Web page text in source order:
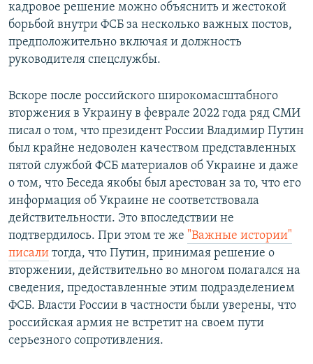
кадровое решение можно объяснить и жестокой
борьбой внутри ФСБ за несколько важных постов,
предположительно включая и должность
руководителя спецслужбы.
Вскоре после российского широкомасштабного
вторжения в Украину в феврале 2022 года ряд СМИ
писал о том, что президент России Владимир Путин
был крайне недоволен качеством представленных
пятой службой ФСБ материалов об Украине и даже
о том, что Беседа якобы был арестован за то, что его
информация об Украине не соответствовала
действительности. Это впоследствии не
подтвердилось. При этом те же "Важные истории"
писали тогда, что Путин, принимая решение о
вторжении, действительно во многом полагался на
сведения, предоставленные этим подразделением
ФСБ. Власти России в частности были уверены, что
российская армия не встретит на своем пути
серьезного сопротивления.